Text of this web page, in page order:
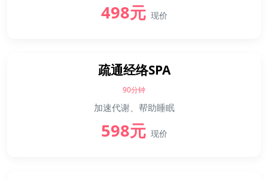
498元 现价
疏通经络SPA
90分钟
加速代谢、帮助睡眠
598元 现价